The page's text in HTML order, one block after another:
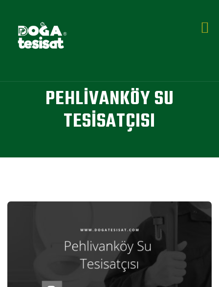
PEHLIVANKÖY SU
TESISATÇISI